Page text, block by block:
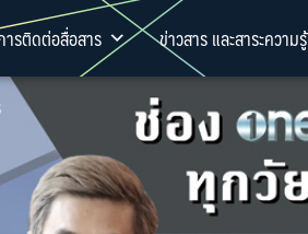
รติดต่อสื่อสาร ข่าวสาร และสาระความรู้